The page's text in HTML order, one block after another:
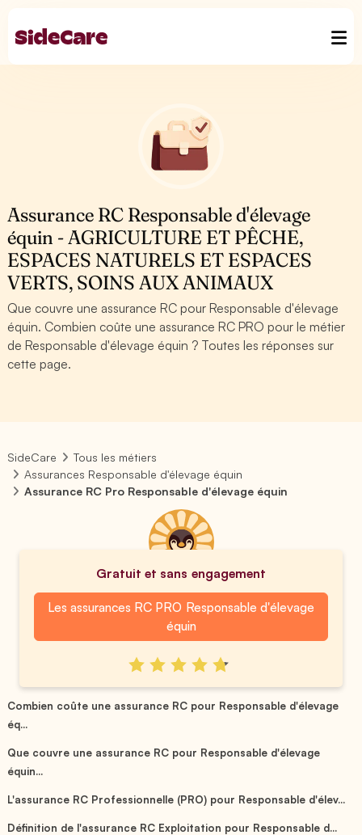
Assurance RC Responsable d'élevage
équin - AGRICULTURE ET PÊCHE,
ESPACES NATURELS ET ESPACES
VERTS, SOINS AUX ANIMAUX
Que couvre une assurance RC pour Responsable d'élevage
équin. Combien coûte une assurance RC PRO pour le métier
de Responsable d'élevage équin ? Toutes les réponses sur
cette page.
SideCare
Tous les métiers
Assurances Responsable d'élevage équin
Assurance RC Pro Responsable d'élevage équin
Gratuit et sans engagement
Les assurances RC PRO Responsable d'élevage
équin
Combien coûte une assurance RC pour Responsable d'élevage
éq...
Que couvre une assurance RC pour Responsable d'élevage
équin...
L'assurance RC Professionnelle (PRO) pour Responsable d'élev...
Définition de l'assurance RC Exploitation pour Responsable d...